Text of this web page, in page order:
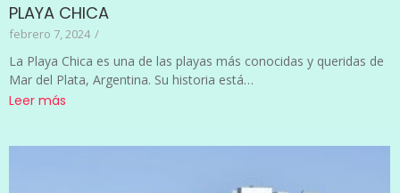
PLAYA CHICA
febrero 7, 2024 /
La Playa Chica es una de las playas más conocidas y queridas de
Mar del Plata, Argentina. Su historia está…
Leer más